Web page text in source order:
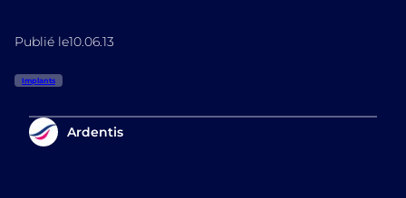
Publié le10.06.13
Implants
Ardentis